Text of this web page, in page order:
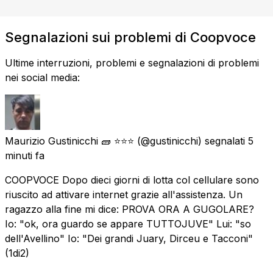
Segnalazioni sui problemi di Coopvoce
Ultime interruzioni, problemi e segnalazioni di problemi
nei social media:
Maurizio Gustinicchi 🧱 ⭐⭐⭐ (@gustinicchi) segnalati 5
minuti fa
COOPVOCE Dopo dieci giorni di lotta col cellulare sono
riuscito ad attivare internet grazie all'assistenza. Un
ragazzo alla fine mi dice: PROVA ORA A GUGOLARE?
Io: "ok, ora guardo se appare TUTTOJUVE" Lui: "so
dell'Avellino" Io: "Dei grandi Juary, Dirceu e Tacconi"
(1di2)